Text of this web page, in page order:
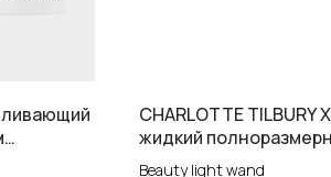
CHARLOTTE TILBURY
жидкий
Beauty light wand